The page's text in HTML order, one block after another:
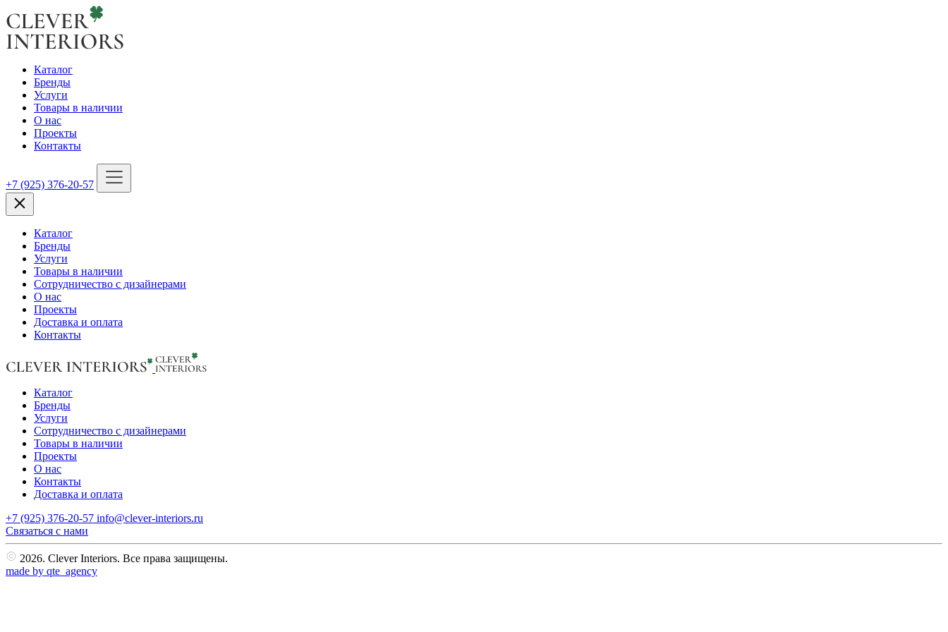
Каталог
Бренды
Услуги
Товары в наличии
О нас
Проекты
Контакты
+7 (925) 376-20-57
Каталог
Бренды
Услуги
Товары в наличии
Сотрудничество с дизайнерами
О нас
Проекты
Доставка и оплата
Контакты
Каталог
Бренды
Услуги
Сотрудничество с дизайнерами
Товары в наличии
Проекты
О нас
Контакты
Доставка и оплата
+7 (925) 376-20-57 info@clever-interiors.ru
Cвязаться с нами
2026. Clever Interiors. Все права защищены.
made by qte_agency